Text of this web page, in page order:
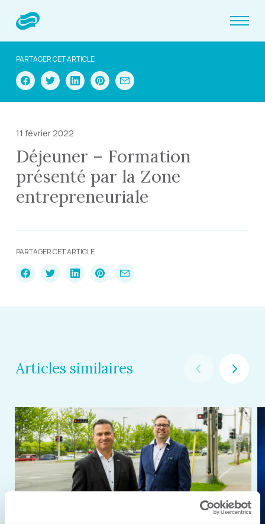
PARTAGER CET ARTICLE
11 février 2022
Déjeuner – Formation
présenté par la Zone
entrepreneuriale
PARTAGER CET ARTICLE
Articles similaires